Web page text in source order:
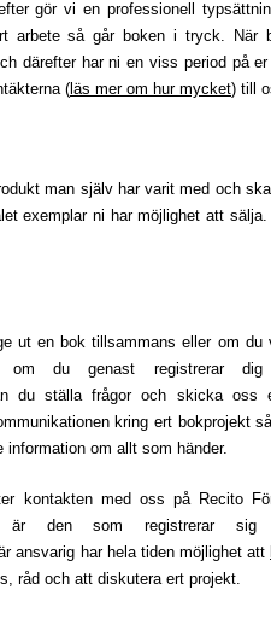
gör vi en professionell
arbete så går boken i tryck. När
därefter har ni en viss period på
( läs mer om hur mycket) till
man själv har varit med och
exemplar ni har möjlighet att sälja.
ut en bok tillsammans eller om du
du genast registrerar
du ställa frågor och skicka oss
kring ert bokprojekt
information om allt som händer.
kontakten med oss på Recito
är den som registrerar
ansvarig har hela tiden möjlighet att
råd och att diskutera ert projekt.